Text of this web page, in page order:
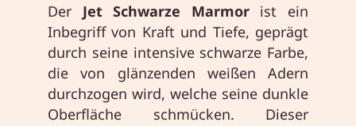
Der Jet Schwarze Marmorist ein
Inbegriff von Kraft und Tiefe, geprägt
durch seine intensive schwarze Farbe,
die von glänzenden weißen Adern
durchzogen wird, welche seine dunkle
Oberfläche schmücken. Dieser